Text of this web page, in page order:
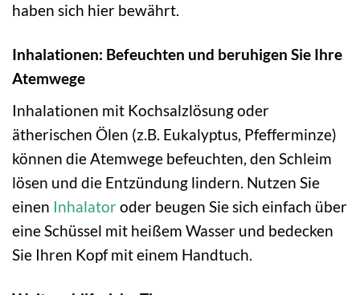
haben sich hier bewährt.
Inhalationen: Befeuchten und beruhigen Sie Ihre
Atemwege
Inhalationen mit Kochsalzlösung oder
ätherischen Ölen (z.B. Eukalyptus, Pfefferminze)
können die Atemwege befeuchten, den Schleim
lösen und die Entzündung lindern. Nutzen Sie
einen Inhalatoroder beugen Sie sich einfach über
eine Schüssel mit heißem Wasser und bedecken
Sie Ihren Kopf mit einem Handtuch.